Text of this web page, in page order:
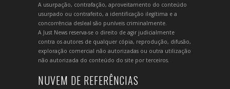
A usurpação, contrafação, aproveitamento do conteúdo
usurpado ou contrafeito, a identificação ilegítima e a
concorrência desleal são puníveis criminalmente.
A Just News reserva-se o direito de agir judicialmente
contra os autores de qualquer cópia, reprodução, difusão,
exploração comercial não autorizadas ou outra utilização
não autorizada do conteúdo do site por terceiros.
NUVEM DE REFERÊNCIAS